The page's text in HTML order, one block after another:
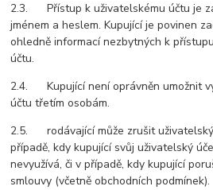
2.3. Přístup k uživatelskému účtu je
jménem a heslem. Kupující je povinen
ohledně informací nezbytných k
účtu.
2.4. Kupující není oprávněn umožnit
účtu třetím osobám.
2.5. rodávající může zrušit
případě, kdy kupující svůj uživatelský
nevyužívá, či v případě, kdy kupující
smlouvy (včetně obchodních podmínek).